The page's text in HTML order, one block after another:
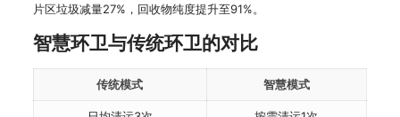
片区垃圾减量27%，回收物纯度提升至91%。
智慧环卫与传统环卫的对比
传统模式 智慧模式